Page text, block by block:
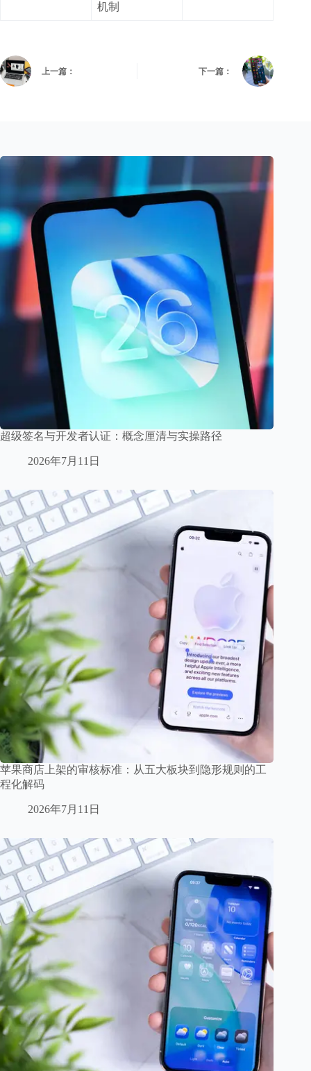
机制
上一篇： 下一篇：
超级签名与开发者认证：概念厘清与实操路径
2026年7月11日
苹果商店上架的审核标准：从五大板块到隐形规则的工
程化解码
2026年7月11日